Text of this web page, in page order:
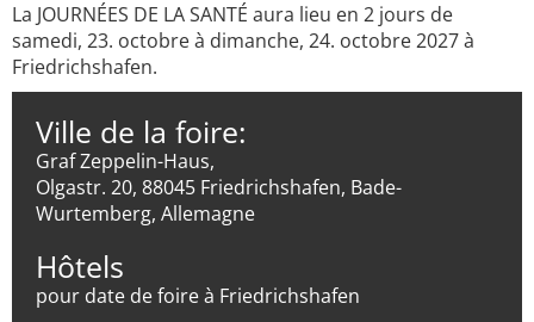
La JOURNÉES DE LA SANTÉ aura lieu en 2 jours de
samedi, 23. octobre à dimanche, 24. octobre 2027 à
Friedrichshafen.
Ville de la foire:
Graf Zeppelin-Haus,
Olgastr. 20, 88045 Friedrichshafen, Bade-
Wurtemberg, Allemagne
Hôtels
pour date de foire à Friedrichshafen